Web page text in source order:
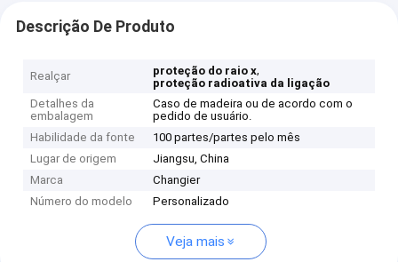
Descrição De Produto
Realçar proteção do raio x,
proteção radioativa da ligação
Detalhes da
embalagem
Caso de madeira ou de acordo com o
pedido de usuário.
Habilidade da fonte
100 partes/partes pelo mês
Lugar de origem
Jiangsu, China
Marca
Changier
Número do modelo
Personalizado
Veja mais